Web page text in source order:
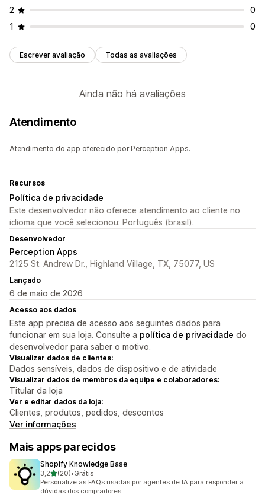
2
0
1
0
Escrever avaliação Todas as avaliações
Ainda não há avaliações
Atendimento
Atendimento do app oferecido por Perception Apps.
Recursos
Política de privacidade
Este desenvolvedor não oferece atendimento ao cliente no
idioma que você selecionou: Português (brasil).
Desenvolvedor
Perception Apps
2125 St. Andrew Dr., Highland Village, TX, 75077, US
Lançado
6 de maio de 2026
Acesso aos dados
Este app precisa de acesso aos seguintes dados para
funcionar em sua loja. Consulte a política de privacidade do
desenvolvedor para saber o motivo.
Visualizar dados de clientes:
Dados sensíveis, dados de dispositivo e de atividade
Visualizar dados de membros da equipe e colaboradores:
Titular da loja
Ver e editar dados da loja:
Clientes, produtos, pedidos, descontos
Ver informações
Mais apps parecidos
Shopify Knowledge Base
3,2de 5 estrelas
(20)
20 avaliações ao todo
•Grátis
Personalize as FAQs usadas por agentes de IA para responder a
dúvidas dos compradores